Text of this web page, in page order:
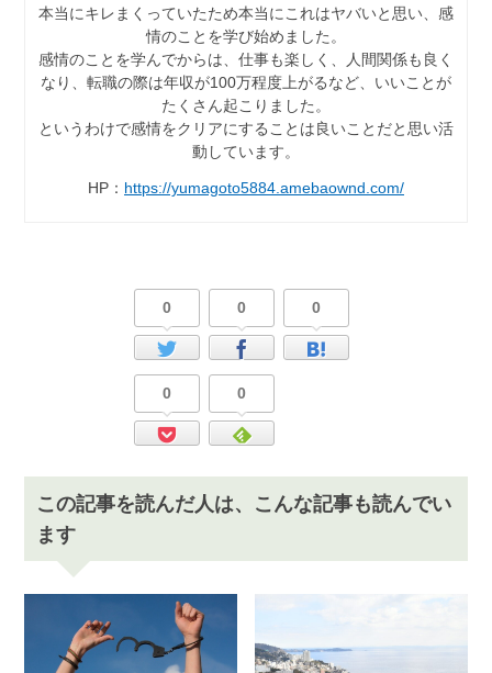
本当にキレまくっていたため本当にこれはヤバいと思い、感
情のことを学び始めました。
感情のことを学んでからは、仕事も楽しく、人間関係も良く
なり、転職の際は年収が100万程度上がるなど、いいことが
たくさん起こりました。
というわけで感情をクリアにすることは良いことだと思い活
動しています。
HP： https://yumagoto5884.amebaownd.com/
0 0 0
0 0
この記事を読んだ人は、こんな記事も読んでい
ます